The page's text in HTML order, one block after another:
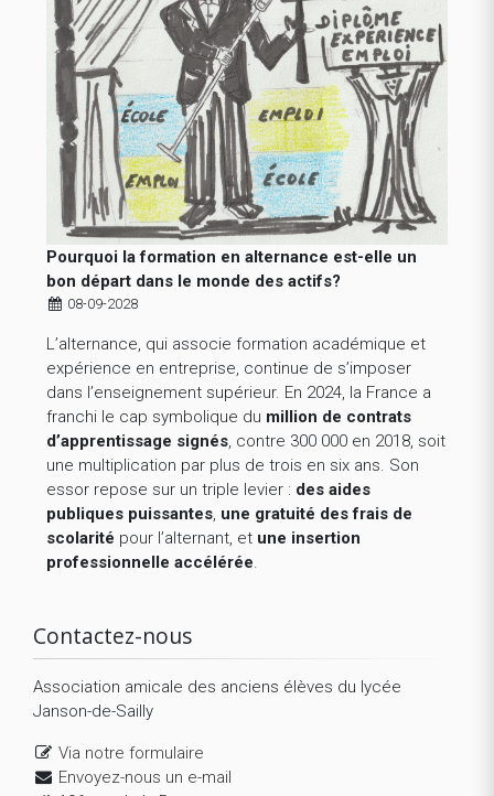
Pourquoi la formation en alternance est-elle un
bon départ dans le monde des actifs?
08-09-2028
L’alternance, qui associe formation académique et
expérience en entreprise, continue de s’imposer
dans l’enseignement supérieur. En 2024, la France a
franchi le cap symbolique du million de contrats
d’apprentissage signés, contre 300 000 en 2018, soit
une multiplication par plus de trois en six ans. Son
essor repose sur un triple levier : des aides
publiques puissantes, une gratuité des frais de
scolarité pour l’alternant, et une insertion
professionnelle accélérée.
Contactez-nous
Association amicale des anciens élèves du lycée
Janson-de-Sailly
Via notre formulaire
Envoyez-nous un e-mail